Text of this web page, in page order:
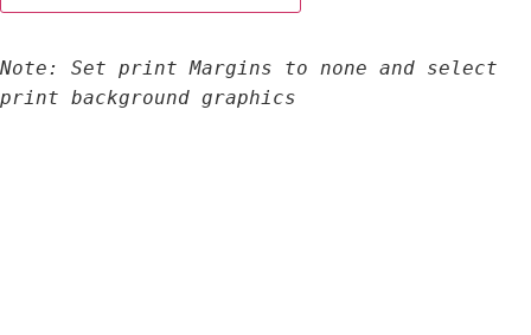
Note: Set print Margins to none and select
print background graphics